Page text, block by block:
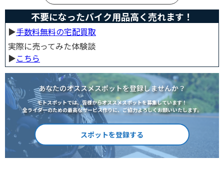
不要になったバイク用品高く売れます！
▶︎手数料無料の宅配買取
実際に売ってみた体験談
▶︎こちら
あなたのオススメスポットを登録しませんか？
モトスポットでは、皆様からオススメスポットを募集しています！
全ライダーのための最高なサービス作りに、ご協力よろしくお願いいたします。
スポットを登録する